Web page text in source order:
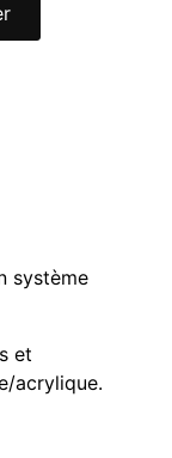
système
et
acrylique.